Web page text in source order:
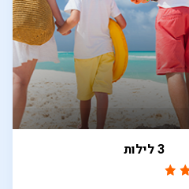
3 לילות